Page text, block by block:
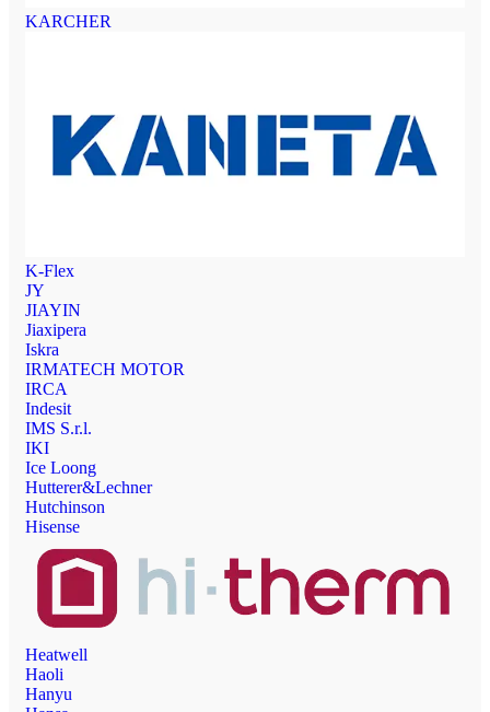
KARCHER
K-Flex
JY
JIAYIN
Jiaxipera
Iskra
IRMATECH MOTOR
IRCA
Indesit
IMS S.r.l.
IKI
Ice Loong
Hutterer&Lechner
Hutchinson
Hisense
Heatwell
Haoli
Hanyu